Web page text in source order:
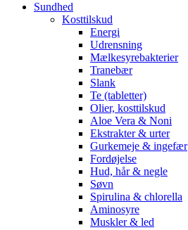
Sundhed
Kosttilskud
Energi
Udrensning
Mælkesyrebakterier
Tranebær
Slank
Te (tabletter)
Olier, kosttilskud
Aloe Vera & Noni
Ekstrakter & urter
Gurkemeje & ingefær
Fordøjelse
Hud, hår & negle
Søvn
Spirulina & chlorella
Aminosyre
Muskler & led